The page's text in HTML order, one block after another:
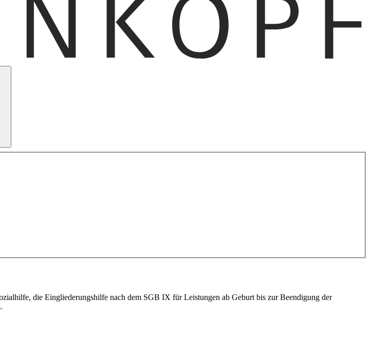
die Eingliederungshilfe nach dem SGB IX für Leistungen ab Geburt bis zur Beendigung der